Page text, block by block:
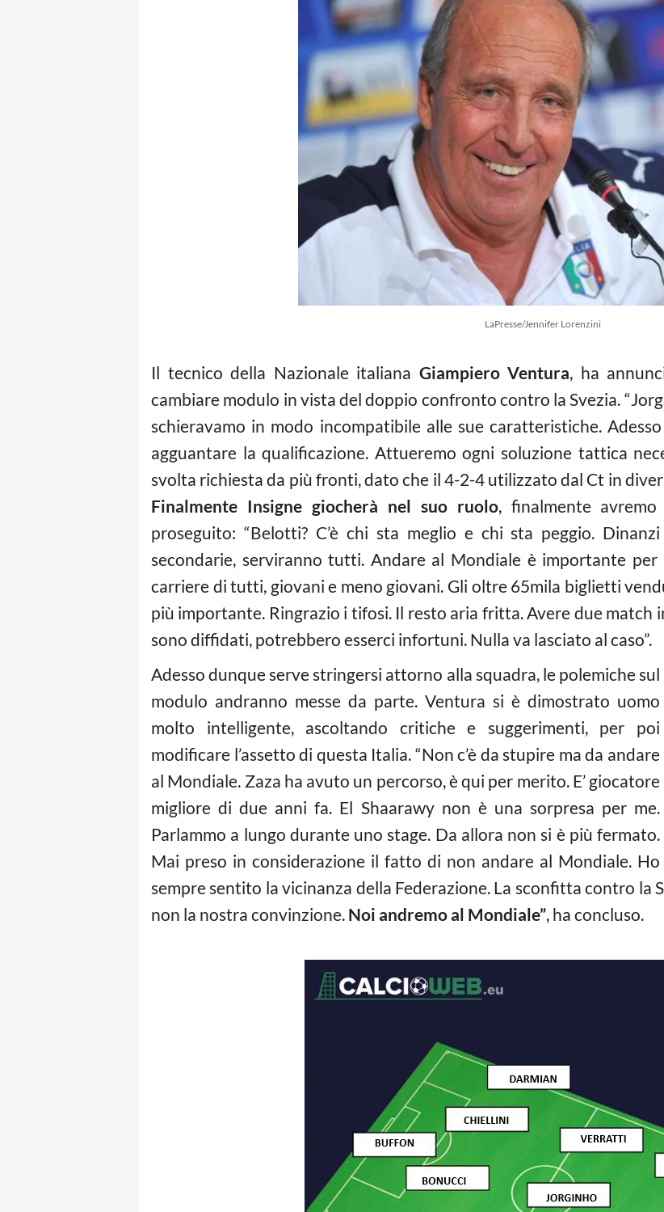
LaPresse/Jennifer Lorenzini
Il tecnico della Nazionale italiana Giampiero Ventura, ha
cambiare modulo in vista del doppio confronto contro la Svezia.
schieravamo in modo incompatibile alle sue caratteristiche.
agguantare la qualificazione. Attueremo ogni soluzione tattica
svolta richiesta da più fronti, dato che il 4-2-4 utilizzato dal Ct in
Finalmente Insigne giocherà nel suo ruolo, finalmente
proseguito: “Belotti? C’è chi sta meglio e chi sta peggio.
secondarie, serviranno tutti. Andare al Mondiale è importante
carriere di tutti, giovani e meno giovani. Gli oltre 65mila biglietti
più importante. Ringrazio i tifosi. Il resto aria fritta. Avere due match
sono diffidati, potrebbero esserci infortuni. Nulla va lasciato al caso”.
Adesso dunque serve stringersi attorno alla squadra, le polemiche sul
modulo andranno messe da parte. Ventura si è dimostrato uomo
molto intelligente, ascoltando critiche e suggerimenti, per poi
modificare l’assetto di questa Italia. “Non c’è da stupire ma da andare
al Mondiale. Zaza ha avuto un percorso, è qui per merito. E’ giocatore
migliore di due anni fa. El Shaarawy non è una sorpresa per me.
Parlammo a lungo durante uno stage. Da allora non si è più fermato.
Mai preso in considerazione il fatto di non andare al Mondiale. Ho
sempre sentito la vicinanza della Federazione. La sconfitta contro la
non la nostra convinzione. Noi andremo al Mondiale”, ha concluso.